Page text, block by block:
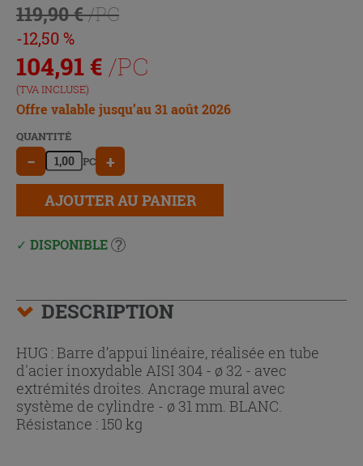
119,90 €/PC
-12,50 %
104,91 € /PC
(TVA INCLUSE)
Offre valable jusqu’au 31 août 2026
QUANTITÉ
− PC +
AJOUTER AU PANIER
DISPONIBLE
DESCRIPTION
HUG : Barre d’appui linéaire, réalisée en tube
d'acier inoxydable AISI 304 - ø 32 - avec
extrémités droites. Ancrage mural avec
système de cylindre - ø 31 mm. BLANC.
Résistance : 150 kg